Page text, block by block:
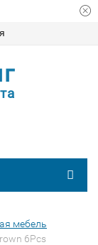
мебель
6Pcs